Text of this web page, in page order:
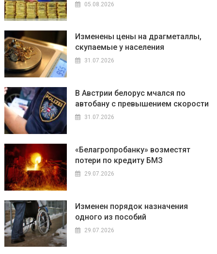
05.08.2026
Изменены цены на драгметаллы,
скупаемые у населения
31.07.2026
В Австрии белорус мчался по
автобану с превышением скорости
31.07.2026
«Белагропробанку» возместят
потери по кредиту БМЗ
29.07.2026
Изменен порядок назначения
одного из пособий
29.07.2026